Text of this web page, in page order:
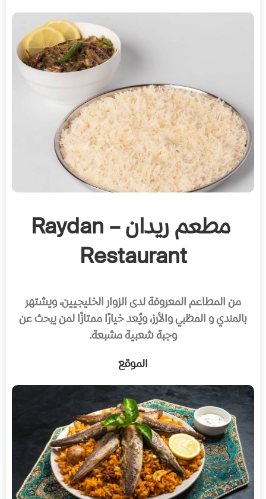
مطعم ريدان – Raydan
Restaurant
من المطاعم المعروفة لدى الزوار الخليجيين، ويشتهر
بالمندي و المظبي والأرز، ويُعد خيارًا ممتازًا لمن يبحث عن
وجبة شعبية مشبعة.
الموقع